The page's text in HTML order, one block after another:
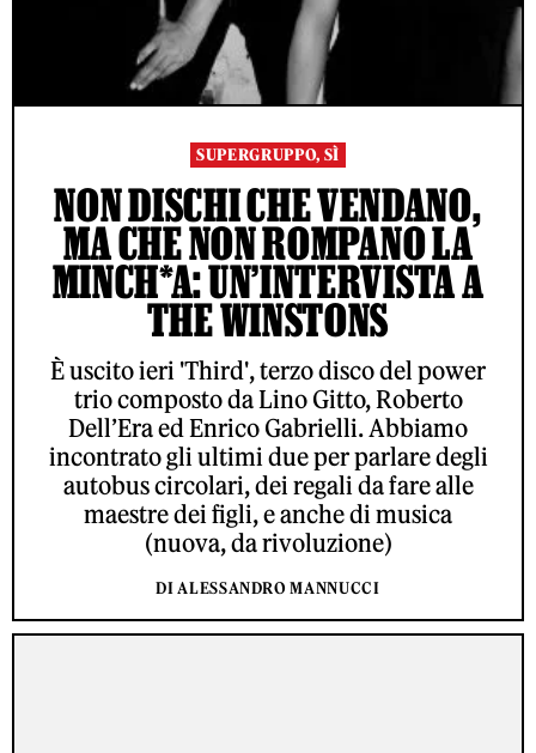
SUPERGRUPPO, SÌ
NON DISCHI CHE VENDANO,
MA CHE NON ROMPANO LA
MINCH*A: UN’INTERVISTA A
THE WINSTONS
È uscito ieri 'Third', terzo disco del power
trio composto da Lino Gitto, Roberto
Dell’Era ed Enrico Gabrielli. Abbiamo
incontrato gli ultimi due per parlare degli
autobus circolari, dei regali da fare alle
maestre dei figli, e anche di musica
(nuova, da rivoluzione)
DI ALESSANDRO MANNUCCI